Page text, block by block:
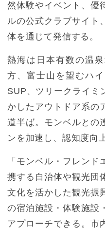
然体験やイベント、優
ルの公式クラブサイト
体を通じて発信する。
熱海は日本有数の温
方、富士山を望むハ
SUP、ツリークライミ
かしたアウトドア系の
道半ば。モンベルとの
ンを加速し、認知度向
「モンベル・フレン
携する自治体や観光団
文化を活かした観光振
の宿泊施設・体験施設
アプローチできる。市